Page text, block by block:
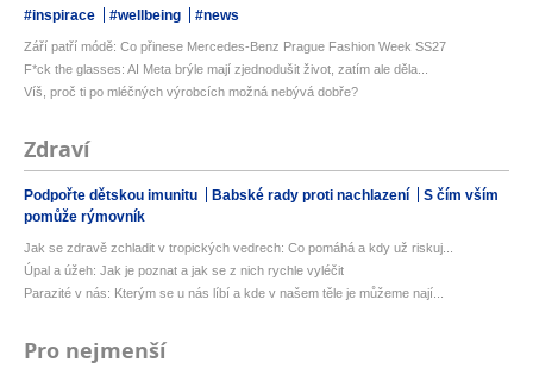
#inspirace #wellbeing #news
Září patří módě: Co přinese Mercedes-Benz Prague Fashion Week SS27
F*ck the glasses: AI Meta brýle mají zjednodušit život, zatím ale děla...
Víš, proč ti po mléčných výrobcích možná nebývá dobře?
Zdraví
Podpořte dětskou imunitu Babské rady proti nachlazení
S čím vším
pomůže rýmovník
Jak se zdravě zchladit v tropických vedrech: Co pomáhá a kdy už riskuj...
Úpal a úžeh: Jak je poznat a jak se z nich rychle vyléčit
Parazité v nás: Kterým se u nás líbí a kde v našem těle je můžeme nají...
Pro nejmenší